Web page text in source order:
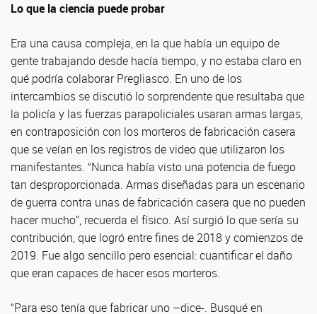
Lo que la ciencia puede probar
Era una causa compleja, en la que había un equipo de
gente trabajando desde hacía tiempo, y no estaba claro en
qué podría colaborar Pregliasco. En uno de los
intercambios se discutió lo sorprendente que resultaba que
la policía y las fuerzas parapoliciales usaran armas largas,
en contraposición con los morteros de fabricación casera
que se veían en los registros de video que utilizaron los
manifestantes. “Nunca había visto una potencia de fuego
tan desproporcionada. Armas diseñadas para un escenario
de guerra contra unas de fabricación casera que no pueden
hacer mucho”, recuerda el físico. Así surgió lo que sería su
contribución, que logró entre fines de 2018 y comienzos de
2019. Fue algo sencillo pero esencial: cuantificar el daño
que eran capaces de hacer esos morteros.
“Para eso tenía que fabricar uno –dice-. Busqué en